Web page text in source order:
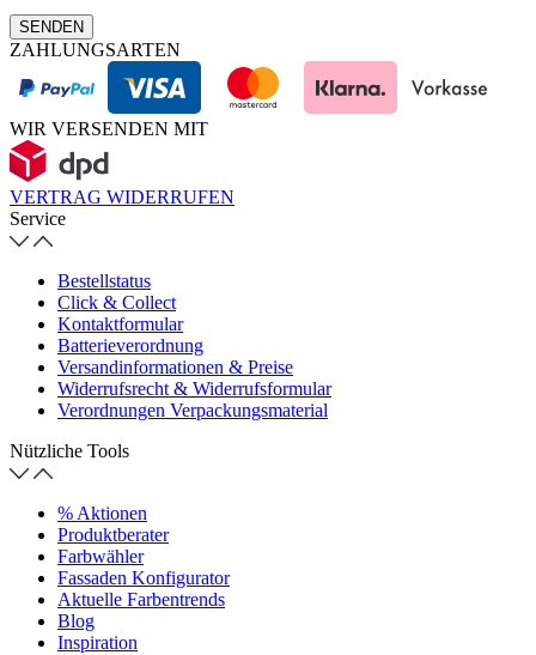
SENDEN
ZAHLUNGSARTEN
WIR VERSENDEN MIT
VERTRAG WIDERRUFEN
Service
Bestellstatus
Click & Collect
Kontaktformular
Batterieverordnung
Versandinformationen & Preise
Widerrufsrecht & Widerrufsformular
Verordnungen Verpackungsmaterial
Nützliche Tools
% Aktionen
Produktberater
Farbwähler
Fassaden Konfigurator
Aktuelle Farbentrends
Blog
Inspiration